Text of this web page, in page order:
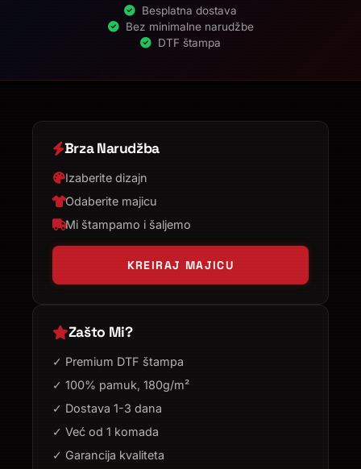
Besplatna dostava
Bez minimalne narudžbe
DTF štampa
Brza Narudžba
Izaberite dizajn
Odaberite majicu
Mi štampamo i šaljemo
KREIRAJ MAJICU
Zašto Mi?
✓ Premium DTF štampa
✓ 100% pamuk, 180g/m²
✓ Dostava 1-3 dana
✓ Već od 1 komada
✓ Garancija kvaliteta